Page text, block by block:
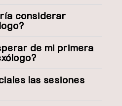
considerar
de mi primera
las sesiones